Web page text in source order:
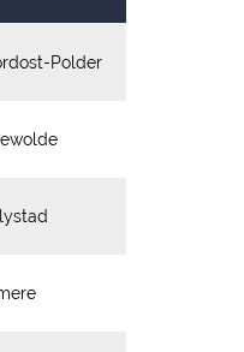
Polder